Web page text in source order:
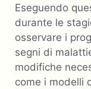
Eseguendo
durante le
osservare i
segni di
modifiche
come i modelli